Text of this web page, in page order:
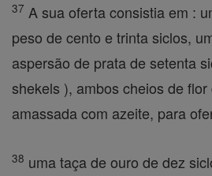
37 A sua oferta consistia em :
peso de cento e trinta siclos,
aspersão de prata de setenta
shekels ), ambos cheios de
amassada com azeite, para
38 uma taça de ouro de dez